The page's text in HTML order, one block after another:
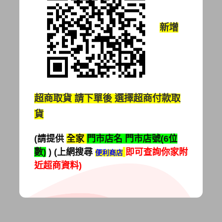
新增
超商取貨 請下單後 選擇超商付款取
貨
(請提供 全家 門市店名 門市店號(6位
數) ) (上網搜尋 便利商店 即可查詢你家附
近超商資料)